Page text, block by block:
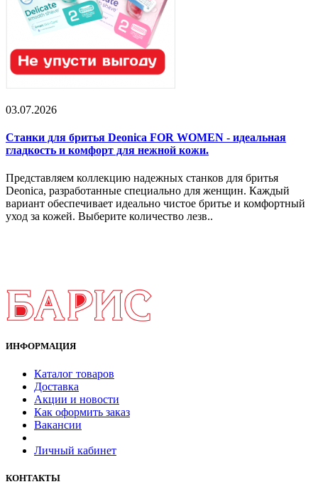
03.07.2026
Станки для бритья Deonica FOR WOMEN - идеальная
гладкость и комфорт для нежной кожи.
Представляем коллекцию надежных станков для бритья
Deonica, разработанные специально для женщин. Каждый
вариант обеспечивает идеально чистое бритье и комфортный
уход за кожей. Выберите количество лезв..
ИНФОРМАЦИЯ
Каталог товаров
Доставка
Акции и новости
Как оформить заказ
Вакансии
Личный кабинет
КОНТАКТЫ